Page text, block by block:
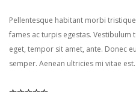
Pellentesque habitant morbi
fames ac turpis egestas.
eget, tempor sit amet, ante. Donec
semper. Aenean ultricies mi vitae